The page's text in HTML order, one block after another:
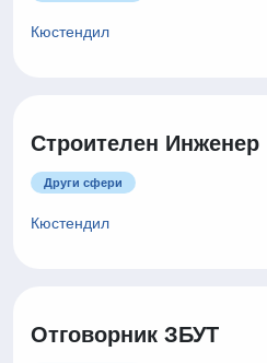
Кюстендил
Строителен Инженер
Други сфери
Кюстендил
Отговорник ЗБУТ